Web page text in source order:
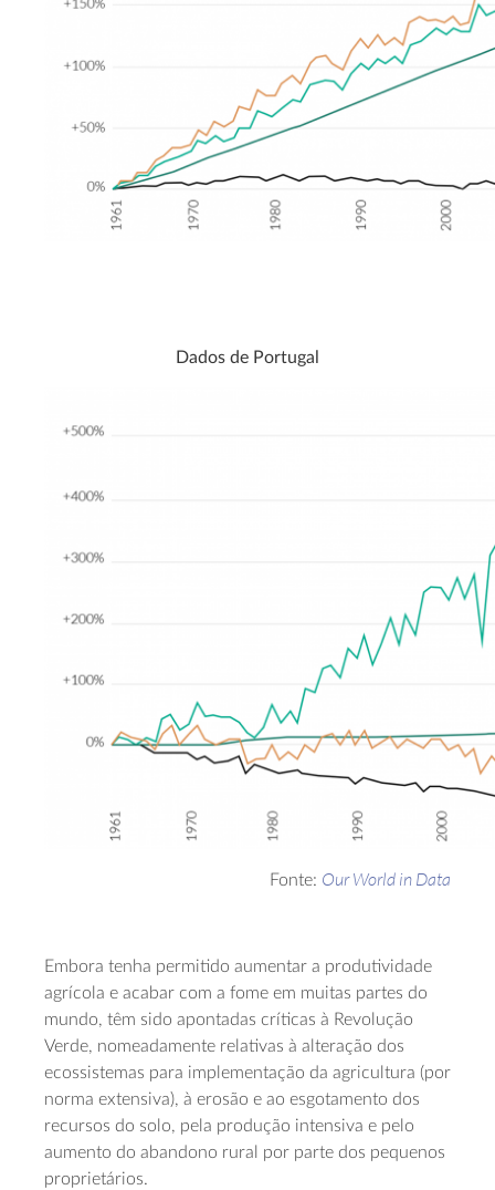
Dados de Portugal
Fonte: Our World in Data
Embora tenha permitido aumentar a produtividade
agrícola e acabar com a fome em muitas partes do
mundo, têm sido apontadas críticas à Revolução
Verde, nomeadamente relativas à alteração dos
ecossistemas para implementação da agricultura (por
norma extensiva), à erosão e ao esgotamento dos
recursos do solo, pela produção intensiva e pelo
aumento do abandono rural por parte dos pequenos
proprietários.